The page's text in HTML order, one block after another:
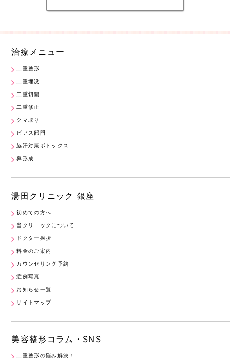
治療メニュー
二重整形
二重埋没
二重切開
二重修正
クマ取り
ピアス部門
脇汗対策ボトックス
鼻形成
湯田クリニック 銀座
初めての方へ
当クリニックについて
ドクター挨拶
料金のご案内
カウンセリング予約
症例写真
お知らせ一覧
サイトマップ
美容整形コラム・SNS
二重整形の悩み解決！